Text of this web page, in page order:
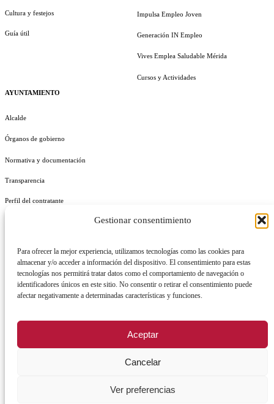
Gestionar consentimiento
Para ofrecer la mejor experiencia, utilizamos tecnologías como las cookies para
almacenar y/o acceder a información del dispositivo. El consentimiento para estas
tecnologías nos permitirá tratar datos como el comportamiento de navegación o
identificadores únicos en este sitio. No consentir o retirar el consentimiento puede
afectar negativamente a determinadas características y funciones.
Aceptar
Cancelar
Ver preferencias
Cultura y festejos
Guía útil
AYUNTAMIENTO
Alcalde
Órganos de gobierno
Normativa y documentación
Transparencia
Perfil del contratante
Impulsa Empleo Joven
Generación IN Empleo
Vives Emplea Saludable Mérida
Cursos y Actividades
REGISTRO DE ACTIVIDADES DE TRATAMIENTO